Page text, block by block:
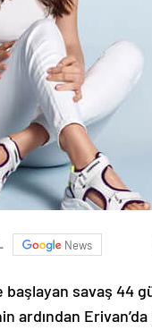
News
başlayan savaş 44
ardından